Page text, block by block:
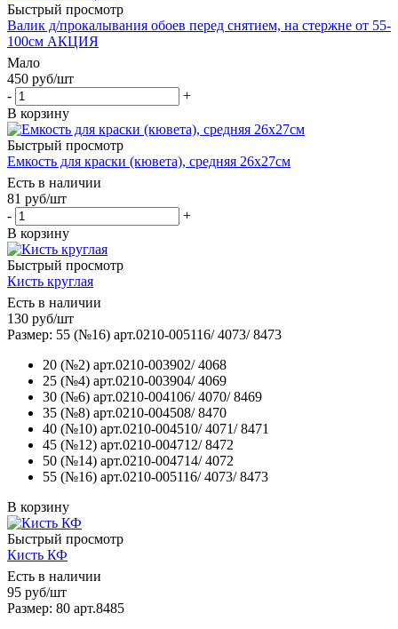
Быстрый просмотр
Валик д/прокалывания обоев перед снятием, на стержне от 55-
100см АКЦИЯ
Мало
450 руб/шт
-
+
В корзину
Быстрый просмотр
Емкость для краски (кювета), средняя 26х27см
Есть в наличии
81 руб/шт
-
+
В корзину
Быстрый просмотр
Кисть круглая
Есть в наличии
130 руб/шт
Размер: 55 (№16) арт.0210-005116/ 4073/ 8473
20 (№2) арт.0210-003902/ 4068
25 (№4) арт.0210-003904/ 4069
30 (№6) арт.0210-004106/ 4070/ 8469
35 (№8) арт.0210-004508/ 8470
40 (№10) арт.0210-004510/ 4071/ 8471
45 (№12) арт.0210-004712/ 8472
50 (№14) арт.0210-004714/ 4072
55 (№16) арт.0210-005116/ 4073/ 8473
В корзину
Быстрый просмотр
Кисть КФ
Есть в наличии
95 руб/шт
Размер: 80 арт.8485